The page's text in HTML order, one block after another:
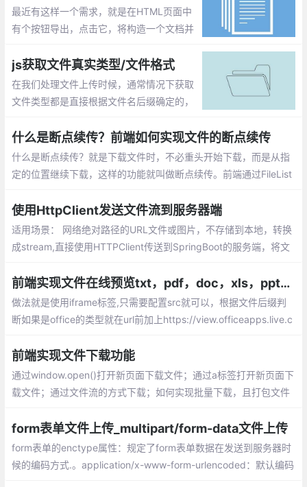
最近有这样一个需求，就是在HTML页面中
有个按钮导出，点击它，将构造一个文档并
点击它，从本地文件系统中读取一个文件并
对内容进行分析。
js获取文件真实类型/文件格式
在我们处理文件上传时候，通常情况下获取
文件类型都是直接根据文件名后缀确定的，
上传的是图片文件，如果客户端将一个exe
文件改为gif后缀的文件，它照样可以上传上
去。
什么是断点续传？前端如何实现文件的断点续传
什么是断点续传？就是下载文件时，不必重头开始下载，而是从指
定的位置继续下载，这样的功能就叫做断点续传。前端通过FileList
一段一段地传给后端，后端再按顺序一段段将文件进行拼接。
使用HttpClient发送文件流到服务器端
适用场景： 网络绝对路径的URL文件或图片，不存储到本地，转换
成stream,直接使用HTTPClient传送到SpringBoot的服务端，将文
这种需求，所以记录下来以备不时之需。
前端实现文件在线预览txt，pdf，doc，xls，ppt几种格式
做法就是使用iframe标签,只需要配置src就可以，根据文件后缀判
断如果是office的类型就在url前加上https://view.officeapps.live.c
前端实现文件下载功能
通过window.open()打开新页面下载文件；通过a标签打开新页面下
载文件；通过文件流的方式下载；如何实现批量下载，且打包文件
form表单文件上传_multipart/form-data文件上传
form表单的enctype属性：规定了form表单数据在发送到服务器时
候的编码方式.。application/x-www-form-urlencoded：默认编码